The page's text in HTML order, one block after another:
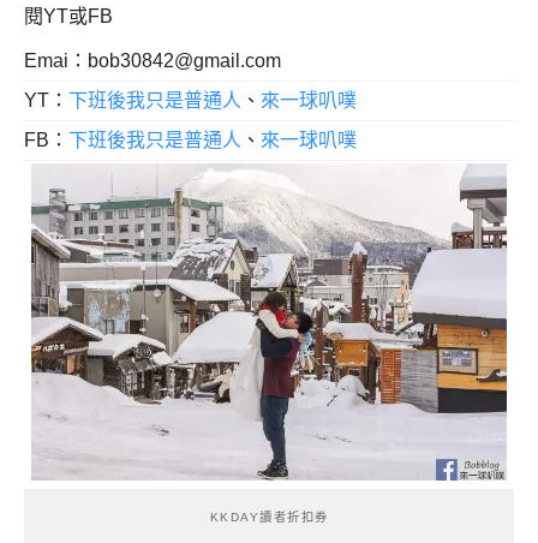
閱YT或FB
Emai： bob30842@gmail.com
YT： 下班後我只是普通人 、 來一球叭噗
FB： 下班後我只是普通人 、 來一球叭噗
KKDAY讀者折扣券